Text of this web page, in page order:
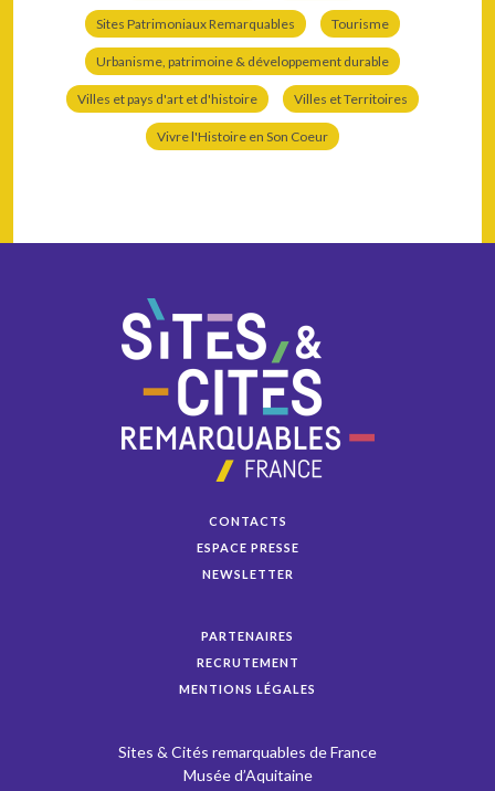
Sites Patrimoniaux Remarquables Tourisme
Urbanisme, patrimoine & développement durable
Villes et pays d'art et d'histoire Villes et Territoires
Vivre l'Histoire en Son Coeur
CONTACTS
ESPACE PRESSE
NEWSLETTER
PARTENAIRES
RECRUTEMENT
MENTIONS LÉGALES
Sites & Cités remarquables de France
Musée d’Aquitaine